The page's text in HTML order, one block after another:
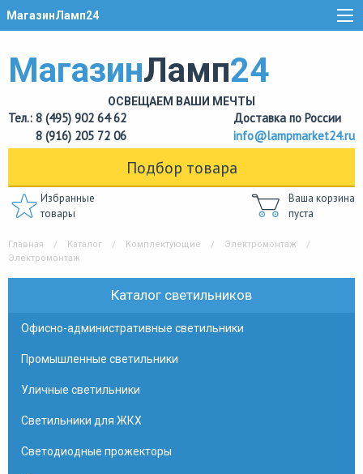
МагазинЛамп24
МагазинЛамп24
ОСВЕЩАЕМ ВАШИ МЕЧТЫ
Тел.: 8 (495) 902 64 62
8 (916) 205 72 06
Доставка по России
info@lampmarket24.ru
Подбор товара
Избранные
товары
Ваша корзина
пуста
Главная Каталог Комплектующие
Электромонтаж
Электромонтаж
Каталог светильников
Офисно-административные светильники
Промышленные светильники
Уличные светильники
Светильники для ЖКХ
Светодиодные прожекторы